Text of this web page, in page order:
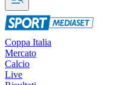
Coppa Italia
Mercato
Calcio
Live